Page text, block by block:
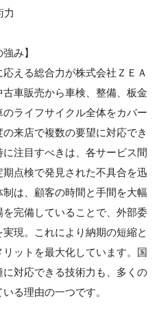
力
み】
える総合力が株式会社ＺＥＡ
車販売から車検、整備、板金
ライフサイクル全体をカバー
来店で複数の要望に対応でき
注目すべきは、各サービス間
点検で発見された不具合を迅
は、顧客の時間と手間を大幅
完備していることで、外部委
現。これにより納期の短縮と
ットを最大化しています。国
対応できる技術力も、多くの
る理由の一つです。